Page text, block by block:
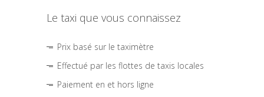
Le taxi que vous connaissez
Prix basé sur le taximètre
Effectué par les flottes de taxis locales
Paiement en et hors ligne